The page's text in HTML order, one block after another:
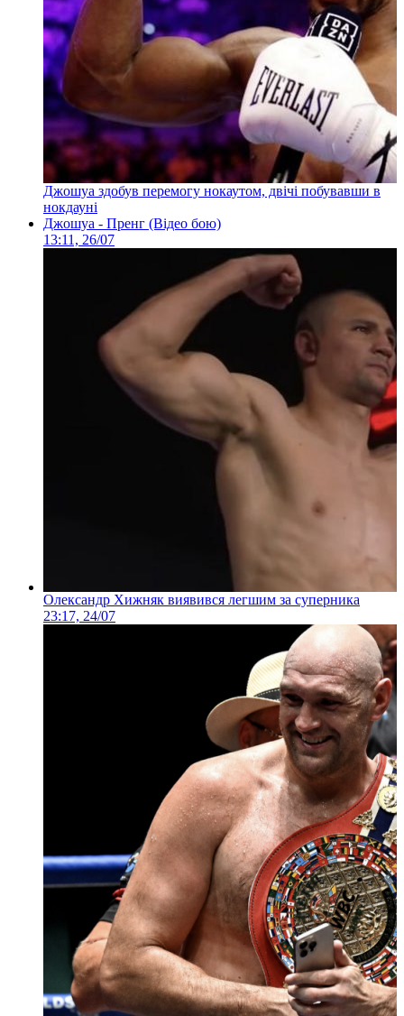
Джошуа здобув перемогу нокаутом, двічі побувавши в
нокдауні
Джошуа - Пренг (Відео бою)
13:11, 26/07
Олександр Хижняк виявився легшим за суперника
23:17, 24/07